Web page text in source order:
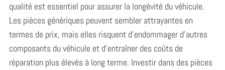
qualité est essentiel pour assurer la longévité du véhicule.
Les pièces génériques peuvent sembler attrayantes en
termes de prix, mais elles risquent d’endommager d’autres
composants du véhicule et d’entraîner des coûts de
réparation plus élevés à long terme. Investir dans des pièces
: